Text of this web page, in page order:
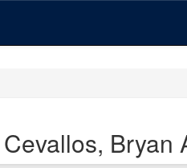
Bryan